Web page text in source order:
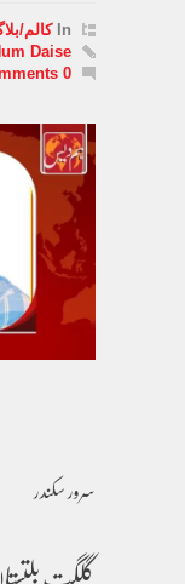
In کالم/
Daise
0 comments
سرور سکندر